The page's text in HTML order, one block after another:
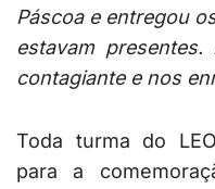
Páscoa e entregou
estavam
contagiante e nos
Toda turma do
para a